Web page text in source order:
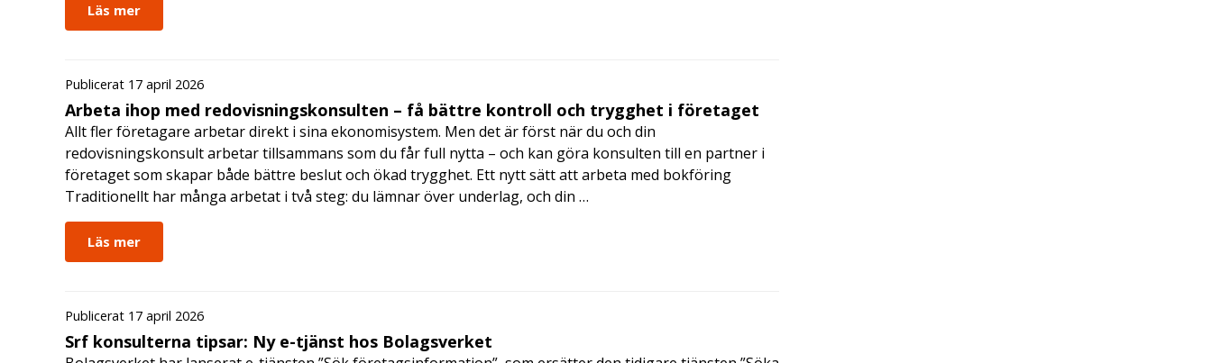
Läs mer
Publicerat 17 april 2026
Arbeta ihop med redovisningskonsulten – få bättre kontroll och trygghet i företaget
Allt fler företagare arbetar direkt i sina ekonomisystem. Men det är först när du och din
redovisningskonsult arbetar tillsammans som du får full nytta – och kan göra konsulten till en partner i
företaget som skapar både bättre beslut och ökad trygghet. Ett nytt sätt att arbeta med bokföring
Traditionellt har många arbetat i två steg: du lämnar över underlag, och din …
Läs mer
Publicerat 17 april 2026
Srf konsulterna tipsar: Ny e-tjänst hos Bolagsverket